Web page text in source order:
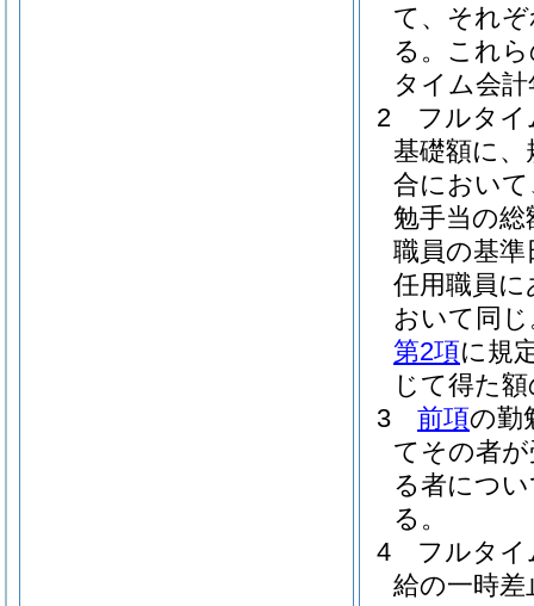
て、それ
る。 これ
タイム会
2
フルタイ
基礎額に
合におい
勉手当の
職員の基準
任用職員
おいて同じ
第2項に規
じて得た
3
前項の勤
てその者
る者につ
る。
4
フルタイ
給の一時